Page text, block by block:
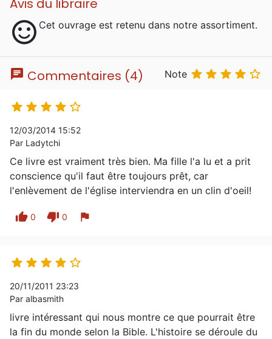
Avis du libraire
sentiment_satisfied Cet ouvrage est retenu dans notre assortiment.
chat Commentaires (4) Note     
    
12/03/2014 15:52
Par Ladytchi
Ce livre est vraiment très bien. Ma fille l'a lu et a prit
conscience qu'il faut être toujours prêt, car
l'enlèvement de l'église interviendra en un clin d'oeil!
thumb_up 0 thumb_down 0 flag
    
20/11/2011 23:23
Par albasmith
livre intéressant qui nous montre ce que pourrait être
la fin du monde selon la Bible. L'histoire se déroule du